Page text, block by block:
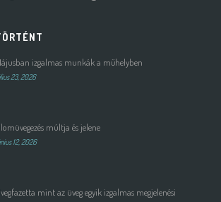
izgalmas munkák a műhelyben
23, 2026
múltja és jelene
12, 2026
mint az üveg egyik izgalmas megjelenési